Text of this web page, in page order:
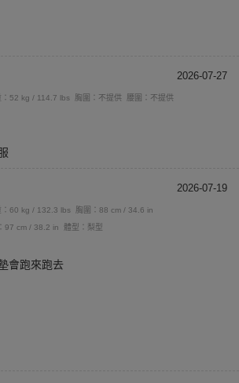
2026-07-27
：52 kg / 114.7 lbs 胸圍：不提供
腰圍：不提供
2026-07-19
：60 kg / 132.3 lbs
胸圍：88 cm / 34.6 in
97 cm / 38.2 in
體型：梨型
會跑來跑去